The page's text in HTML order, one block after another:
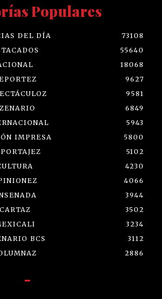
Populares
DEL DÍA
73108
55640
18068
9627
9581
6849
5943
IMPRESA
5800
5102
4230
4066
3944
CARTAZ
3502
3234
BCS
3112
2886
-